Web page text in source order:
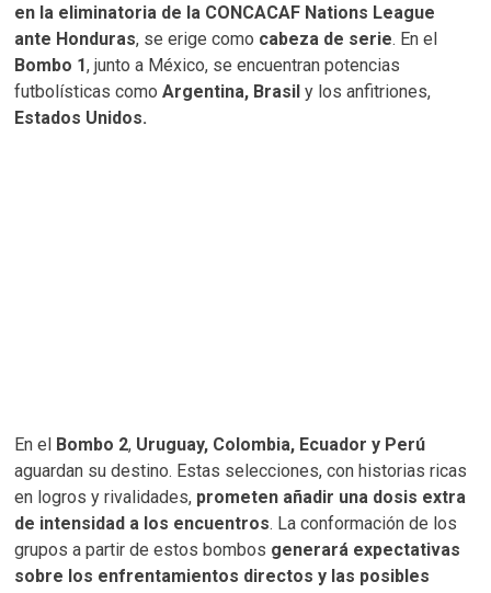
en la eliminatoria de la CONCACAF Nations League
ante Honduras, se erige como cabeza de serie. En el
Bombo 1, junto a México, se encuentran potencias
futbolísticas comoArgentina, Brasily los anfitriones,
Estados Unidos.
En el Bombo 2, Uruguay, Colombia, Ecuador y Perú
aguardan su destino. Estas selecciones, con historias ricas
en logros y rivalidades, prometen añadir una dosis extra
de intensidad a los encuentros. La conformación de los
grupos a partir de estos bombos generará expectativas
sobre los enfrentamientos directos y las posibles